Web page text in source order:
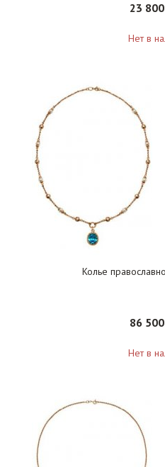
23
Нет в
Колье
86
Нет в